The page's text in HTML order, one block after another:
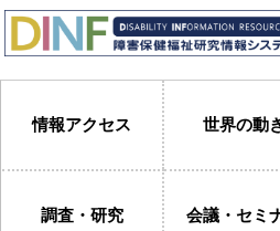
情報アクセス 世界の動
調査・研究 会議・セミ